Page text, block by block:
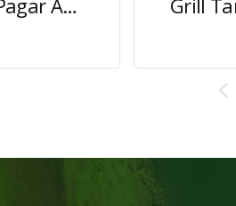
Railing Pagar Antik Besi Cor